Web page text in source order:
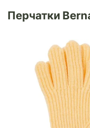
Перчатки